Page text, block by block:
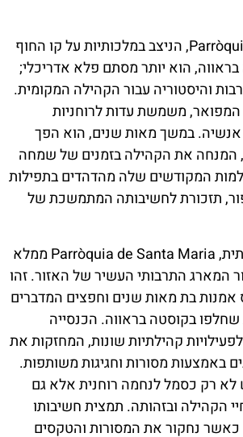
Parròquia de Santa Maria, הניצב במלכותיות על קו החוף
הוא יותר מסתם פלא אדריכלי;
והיסטוריה עבור הקהילה המקומית.
המפואר, משמשת עדות לרוחניות
אנשיה. במשך מאות שנים, הוא הפך
המנחה את הקהילה בזמנים של שמחה
המקודשים שלה מהדהדים בתפילות
תזכורת לחשיבותה המתמשכת של
מעבר לחשיבותו הדתית, Parròquia de Santa Maria ממלא
המארג התרבותי העשיר של האזור. זהו
אמנות בת מאות שנים וחפצים המדברים
בקוסטה בראווה. הכנסייה
קהילתיות שונות, המחזקות את
באמצעות מסורות וחגיגות משותפות.
לא רק כסמל לנחמה רוחנית אלא גם
הקהילה ובזהותה. תמצית חשיבותו
נחקור את המסורות והטקסים